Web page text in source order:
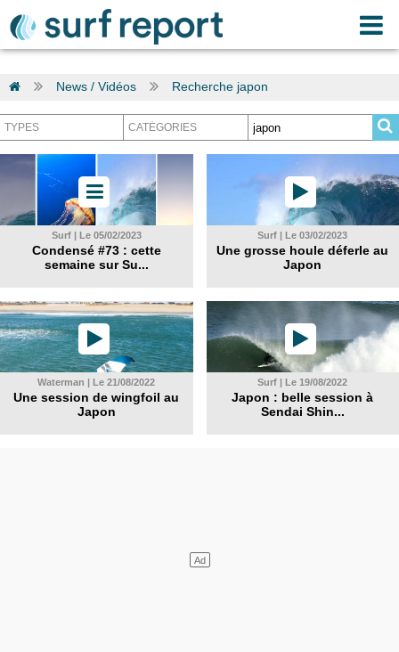
News / Vidéos Recherche japon
Surf | Le 05/02/2023
Condensé #73 : cette
semaine sur Su...
Surf | Le 03/02/2023
Une grosse houle déferle au
Japon
Waterman | Le 21/08/2022
Une session de wingfoil au
Japon
Surf | Le 19/08/2022
Japon : belle session à
Sendai Shin...